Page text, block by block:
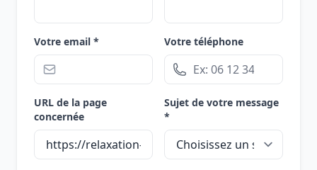
Votre email * Votre téléphone
URL de la page
concernée
Sujet de votre message
*